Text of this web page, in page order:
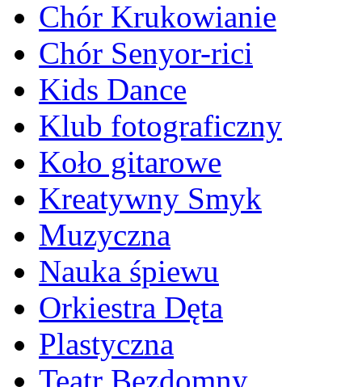
Chór Krukowianie
Chór Senyor-rici
Kids Dance
Klub fotograficzny
Koło gitarowe
Kreatywny Smyk
Muzyczna
Nauka śpiewu
Orkiestra Dęta
Plastyczna